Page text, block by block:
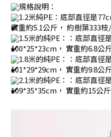
規格說明：
1.2米純PE：底部直徑是
實重約5.1公斤， 約樹葉333枝
1.5米的純PE：：底部直徑
100*25*23cm， 實重約6.8公
1.8米的純PE：：底部直徑
101*29*29cm， 實重約9.8公
2.1米的純PE：：底部直徑
109*35*35cm， 實重約15公